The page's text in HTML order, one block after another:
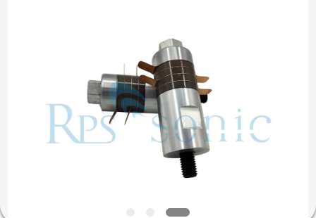
PRODOTTI